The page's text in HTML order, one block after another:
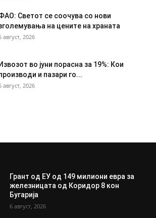
Светот се соочува со нови
на цените на храната
август, 2026
Извозот во јуни порасна за 19%: Кои
и пазари го...
август, 2026
Грант од ЕУ од 149 милиони евра за
железницата од Коридор 8 кон
Бугарија
6 август, 2026